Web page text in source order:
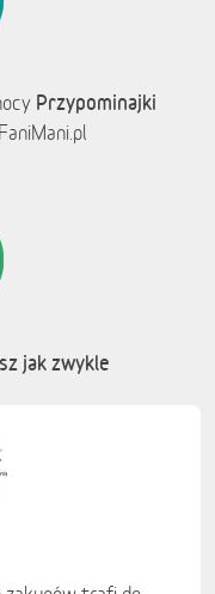
Przypominajki
FaniMani.pl
jak zwykle